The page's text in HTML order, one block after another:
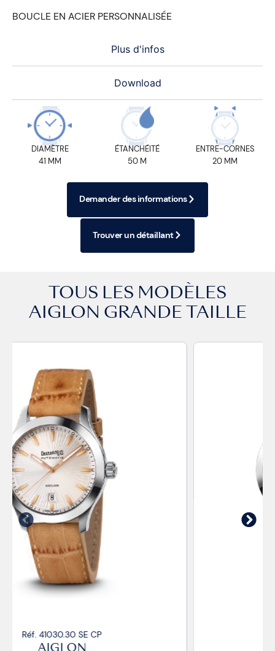
Plus d'infos
Download
BOUCLE EN ACIER PERSONNALISÉE
DIAMÈTRE
41 MM
ÉTANCHÉITÉ
50 M
ENTRE-CORNES
20 MM
Demander des informations
Trouver un détaillant
TOUS LES MODÈLES
AIGLON GRANDE TAILLE